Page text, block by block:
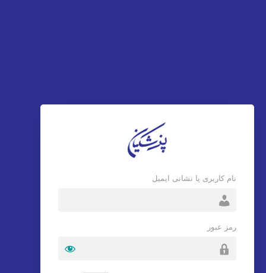
نام کاربری یا نشانی ایمیل
رمز عبور